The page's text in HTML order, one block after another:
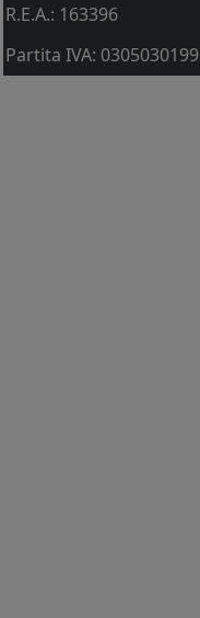
R.E.A.: 163396
Partita IVA: 0305030199